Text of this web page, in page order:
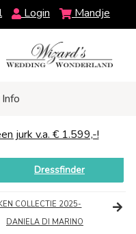
Login Mandje
jurk v.a. € 1.599,-!
Dressfinder
COLLECTIE 2025-
DANIELA DI MARINO